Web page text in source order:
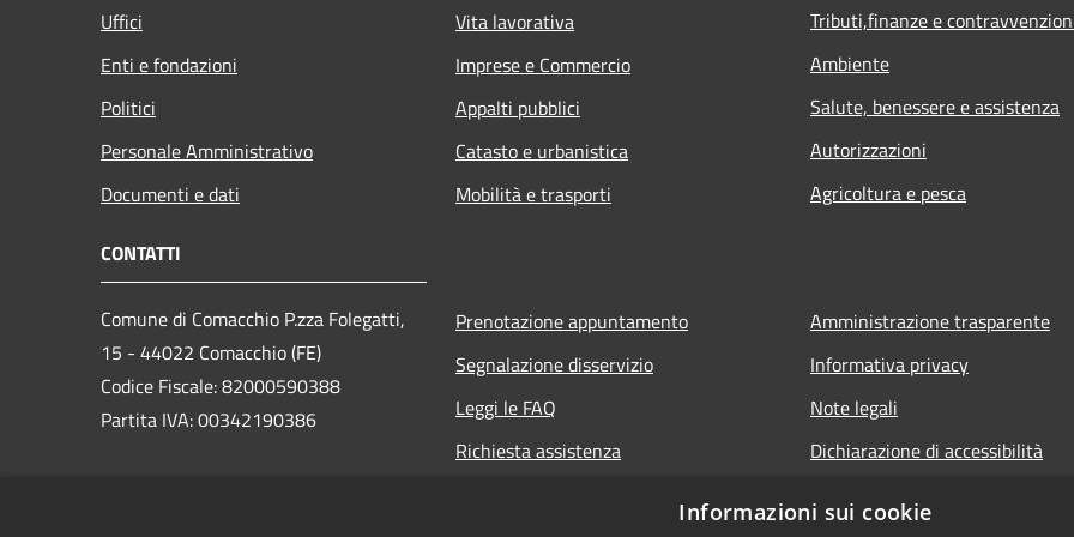
Uffici
Enti e fondazioni
Politici
Personale Amministrativo
Documenti e dati
Vita lavorativa
Imprese e Commercio
Appalti pubblici
Catasto e urbanistica
Mobilità e trasporti
Tributi,finanze e
Ambiente
Salute, benessere e assistenza
Autorizzazioni
Agricoltura e pesca
CONTATTI
Comune di Comacchio P.zza Folegatti,
15 - 44022 Comacchio (FE)
Codice Fiscale: 82000590388
Partita IVA: 00342190386
Prenotazione appuntamento
Segnalazione disservizio
Leggi le FAQ
Richiesta assistenza
Amministrazione trasparente
Informativa privacy
Note legali
Dichiarazione di accessibilità
Informazioni sui cookie